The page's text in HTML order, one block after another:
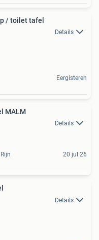
/ toilet tafel
Details
Eergisteren
MALM
Details
20 jul 26
Details